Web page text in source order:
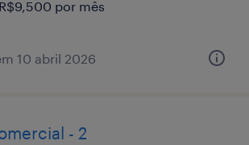
por mês
10 abril 2026
- 2